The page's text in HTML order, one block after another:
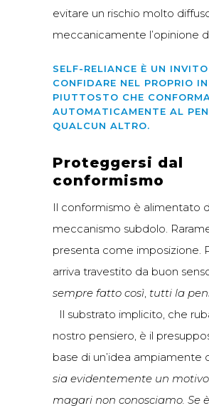
evitare un rischio molto
meccanicamente l’opinione
SELF-RELIANCE È UN
CONFIDARE NEL PROPRIO
PIUTTOSTO CHE
AUTOMATICAMENTE AL
QUALCUN ALTRO.
Proteggersi dal
conformismo
Il conformismo è alimentato
meccanismo subdolo.
presenta come imposizione.
arriva travestito da buon
sempre fatto così, tutti la
Il substrato implicito, che
nostro pensiero, è il
base di un’idea ampiamente
sia evidentemente un
magari non conosciamo. Se